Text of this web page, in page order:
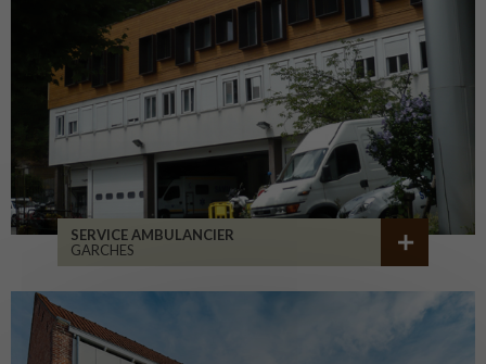
SERVICE AMBULANCIER
GARCHES